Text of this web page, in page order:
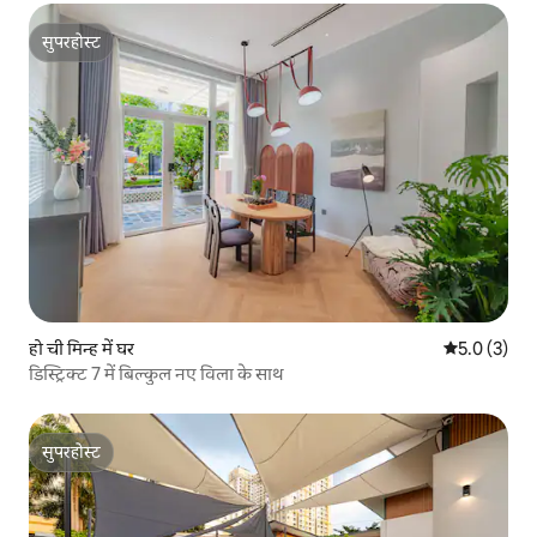
सुपरहोस्ट
सुपरहोस्ट
हो ची मिन्ह में घर औसत रेटिंग 5
5.0 (3)
डिस्ट्रिक्ट 7 में बिल्कुल नए विला के साथ
सुपरहोस्ट
सुपरहोस्ट